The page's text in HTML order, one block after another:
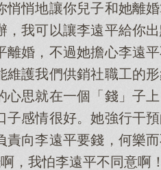
悄悄地讓你兒子和她離
，我可以讓李遠平給你
離婚，不過她擔心李遠
維護我們供銷社職工的
心思就在一個「錢」子
子感情很好。她強行干
責向李遠平要錢，何樂
，我怕李遠平不同意啊！